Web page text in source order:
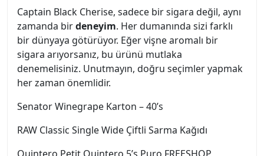
Captain Black Cherise, sadece bir sigara değil, aynı
zamanda birdeneyim. Her dumanında sizi farklı
bir dünyaya götürüyor. Eğer vişne aromalı bir
sigara arıyorsanız, bu ürünü mutlaka
denemelisiniz. Unutmayın, doğru seçimler yapmak
her zaman önemlidir.
Senator Winegrape Karton – 40’s
RAW Classic Single Wide Çiftli Sarma Kağıdı